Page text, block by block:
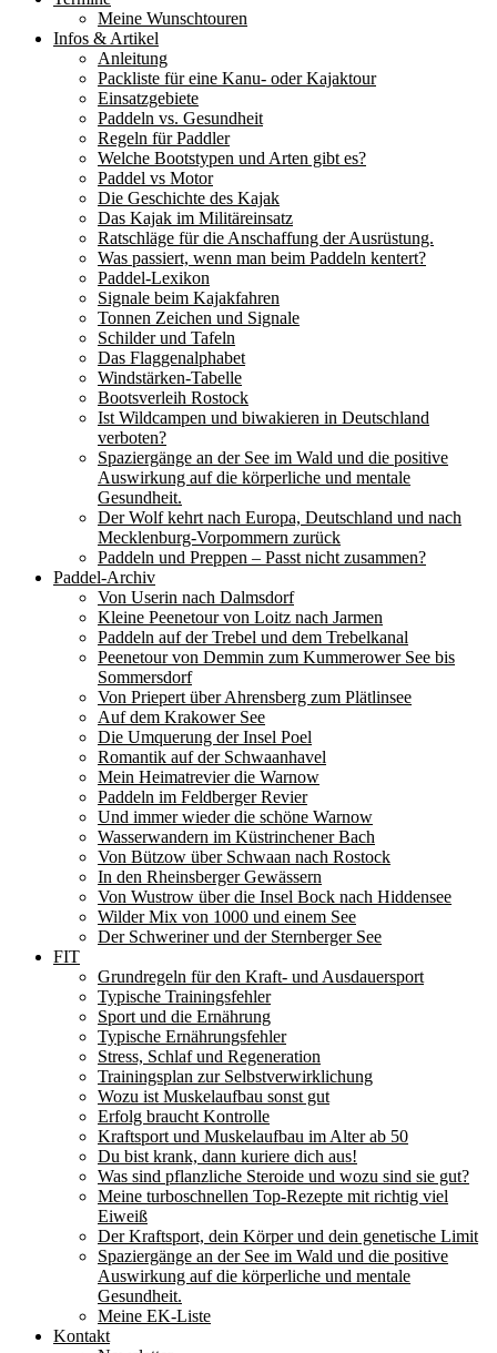
Meine Wunschtouren
Infos & Artikel
Anleitung
Packliste für eine Kanu- oder Kajaktour
Einsatzgebiete
Paddeln vs. Gesundheit
Regeln für Paddler
Welche Bootstypen und Arten gibt es?
Paddel vs Motor
Die Geschichte des Kajak
Das Kajak im Militäreinsatz
Ratschläge für die Anschaffung der Ausrüstung.
Was passiert, wenn man beim Paddeln kentert?
Paddel-Lexikon
Signale beim Kajakfahren
Tonnen Zeichen und Signale
Schilder und Tafeln
Das Flaggenalphabet
Windstärken-Tabelle
Bootsverleih Rostock
Ist Wildcampen und biwakieren in Deutschland
verboten?
Spaziergänge an der See im Wald und die positive
Auswirkung auf die körperliche und mentale
Gesundheit.
Der Wolf kehrt nach Europa, Deutschland und nach
Mecklenburg-Vorpommern zurück
Paddeln und Preppen – Passt nicht zusammen?
Paddel-Archiv
Von Userin nach Dalmsdorf
Kleine Peenetour von Loitz nach Jarmen
Paddeln auf der Trebel und dem Trebelkanal
Peenetour von Demmin zum Kummerower See bis
Sommersdorf
Von Priepert über Ahrensberg zum Plätlinsee
Auf dem Krakower See
Die Umquerung der Insel Poel
Romantik auf der Schwaanhavel
Mein Heimatrevier die Warnow
Paddeln im Feldberger Revier
Und immer wieder die schöne Warnow
Wasserwandern im Küstrinchener Bach
Von Bützow über Schwaan nach Rostock
In den Rheinsberger Gewässern
Von Wustrow über die Insel Bock nach Hiddensee
Wilder Mix von 1000 und einem See
Der Schweriner und der Sternberger See
FIT
Grundregeln für den Kraft- und Ausdauersport
Typische Trainingsfehler
Sport und die Ernährung
Typische Ernährungsfehler
Stress, Schlaf und Regeneration
Trainingsplan zur Selbstverwirklichung
Wozu ist Muskelaufbau sonst gut
Erfolg braucht Kontrolle
Kraftsport und Muskelaufbau im Alter ab 50
Du bist krank, dann kuriere dich aus!
Was sind pflanzliche Steroide und wozu sind sie gut?
Meine turboschnellen Top-Rezepte mit richtig viel
Eiweiß
Der Kraftsport, dein Körper und dein genetische Limit
Spaziergänge an der See im Wald und die positive
Auswirkung auf die körperliche und mentale
Gesundheit.
Meine EK-Liste
Kontakt